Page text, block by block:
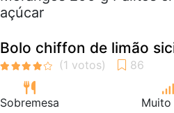
açúcar
Bolo chiffon de limão
Sobremesa Muito